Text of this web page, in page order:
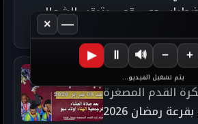
جوي قوي يترقب الشمال
الغربي للمغرب وتحذيرات من أمطار
ورياح عاتية
السابق
القدم المصغرة
رمضان 2026
—
×
▶ Ⅱ 🔊 − +
يتم تشغيل الفيديو...